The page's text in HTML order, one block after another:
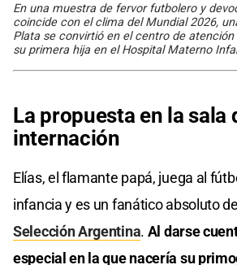
En una muestra de fervor futbolero y
coincide con el clima del Mundial 2026,
Plata se convirtió en el centro de
su primera hija en el Hospital Materno
La propuesta en la sala
internación
Elías, el flamante papá, juega al
infancia y es un fanático absoluto
Selección Argentina. Al darse
especial en la que nacería su